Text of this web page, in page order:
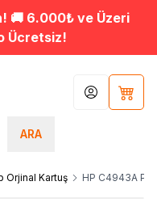
🚚 6.000₺ ve Üzeri
Ücretsiz!
ARA
Hesabım
Orjinal Kartuş HP C4943A